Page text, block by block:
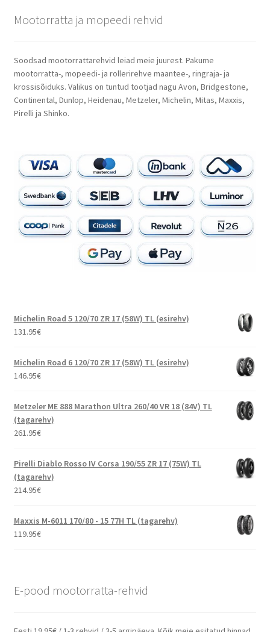
Mootorratta ja mopeedi rehvid
Soodsad mootorrattarehvid leiad meie juurest. Pakume
mootorratta-, mopeedi- ja rollerirehve maantee-, ringraja- ja
krossisõiduks. Valikus on tuntud tootjad nagu Avon, Bridgestone,
Continental, Dunlop, Heidenau, Metzeler, Michelin, Mitas, Maxxis,
Pirelli ja Shinko.
Michelin Road 5 120/70 ZR 17 (58W) TL (esirehv)
131.95€
Michelin Road 6 120/70 ZR 17 (58W) TL (esirehv)
146.95€
Metzeler ME 888 Marathon Ultra 260/40 VR 18 (84V) TL
(tagarehv)
261.95€
Pirelli Diablo Rosso IV Corsa 190/55 ZR 17 (75W) TL
(tagarehv)
214.95€
Maxxis M-6011 170/80 - 15 77H TL (tagarehv)
119.95€
E-pood mootorratta-rehvid